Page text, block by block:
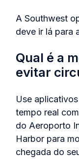
A Southwest
deve ir lá para
Qual é a
evitar
Use
tempo real
do Aeroporto
Harbor para
chegada do